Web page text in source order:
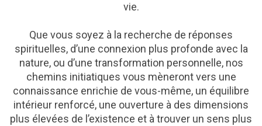
vie.
Que vous soyez à la recherche de réponses
spirituelles, d’une connexion plus profonde avec la
nature, ou d’une transformation personnelle, nos
chemins initiatiques vous mèneront vers une
connaissance enrichie de vous-même, un équilibre
intérieur renforcé, une ouverture à des dimensions
plus élevées de l’existence et à trouver un sens plus